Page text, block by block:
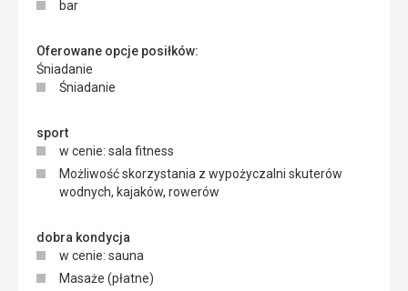
bar
Oferowane opcje posiłków:
Śniadanie
Śniadanie
sport
w cenie: sala fitness
Możliwość skorzystania z wypożyczalni skuterów
wodnych, kajaków, rowerów
dobra kondycja
w cenie: sauna
Masaże (płatne)